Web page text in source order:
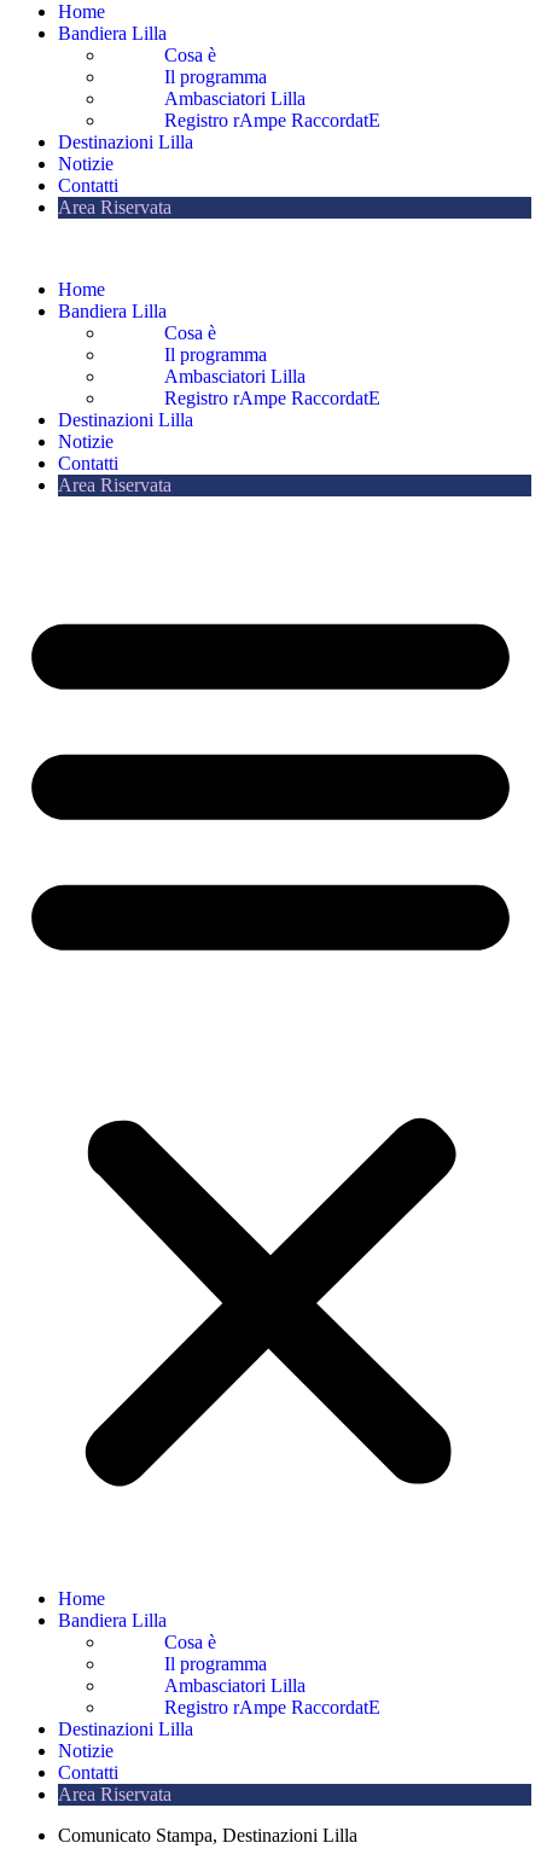
Home
Bandiera Lilla
Cosa è
Il programma
Ambasciatori Lilla
Registro rAmpe RaccordatE
Destinazioni Lilla
Notizie
Contatti
Area Riservata
Home
Bandiera Lilla
Cosa è
Il programma
Ambasciatori Lilla
Registro rAmpe RaccordatE
Destinazioni Lilla
Notizie
Contatti
Area Riservata
Home
Bandiera Lilla
Cosa è
Il programma
Ambasciatori Lilla
Registro rAmpe RaccordatE
Destinazioni Lilla
Notizie
Contatti
Area Riservata
Comunicato Stampa, Destinazioni Lilla